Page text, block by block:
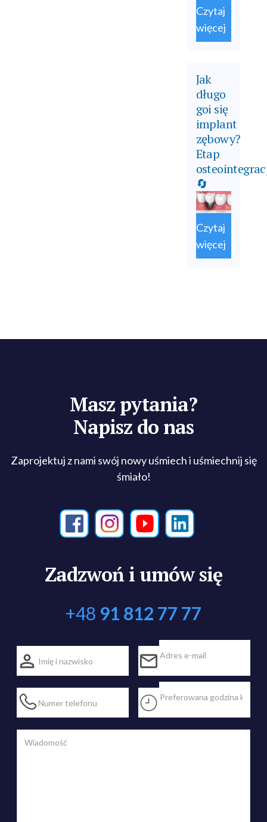
Czytaj
więcej
Jak
długo
goi się
implant
zębowy?
Etap
🔄
Czytaj
więcej
Masz pytania?
Napisz do nas
Zaprojektuj z nami swój nowy uśmiech i uśmiechnij się
śmiało!
Zadzwoń i umów się
+48 91 812 77 77